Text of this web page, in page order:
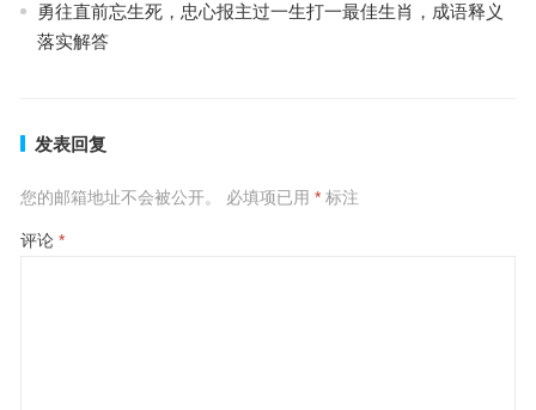
勇往直前忘生死，忠心报主过一生打一最佳生肖，成语释义
落实解答
发表回复
您的邮箱地址不会被公开。 必填项已用 *标注
评论 *